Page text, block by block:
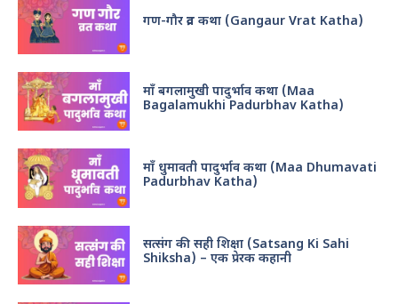
गण-गौर व्रत कथा (Gangaur Vrat Katha)
माँ बगलामुखी पादुर्भाव कथा (Maa
Bagalamukhi Padurbhav Katha)
माँ धुमावती पादुर्भाव कथा (Maa Dhumavati
Padurbhav Katha)
सत्संग की सही शिक्षा (Satsang Ki Sahi
Shiksha) – एक प्रेरक कहानी